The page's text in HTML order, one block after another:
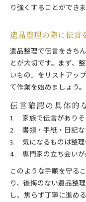
り強くすることができま
遺品整理の際に伝言
遺品整理で伝言をきち
とが大切です。まず、
いもの」をリストアッ
て作業を始めましょう。
伝言確認の具体的
家族で伝言があり
書類・手紙・日記
気になるものは整
専門家の立ち会い
このような手順を守る
り、後悔のない遺品整
し、焦らず丁寧に進め